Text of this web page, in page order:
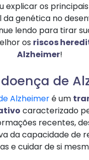
explicar os
da genética no
lendo para tirar
os riscos
Alzheimer!
de
Alzheimeré um
caracterizado
recentes,
da capacidade de
e cuidar de si